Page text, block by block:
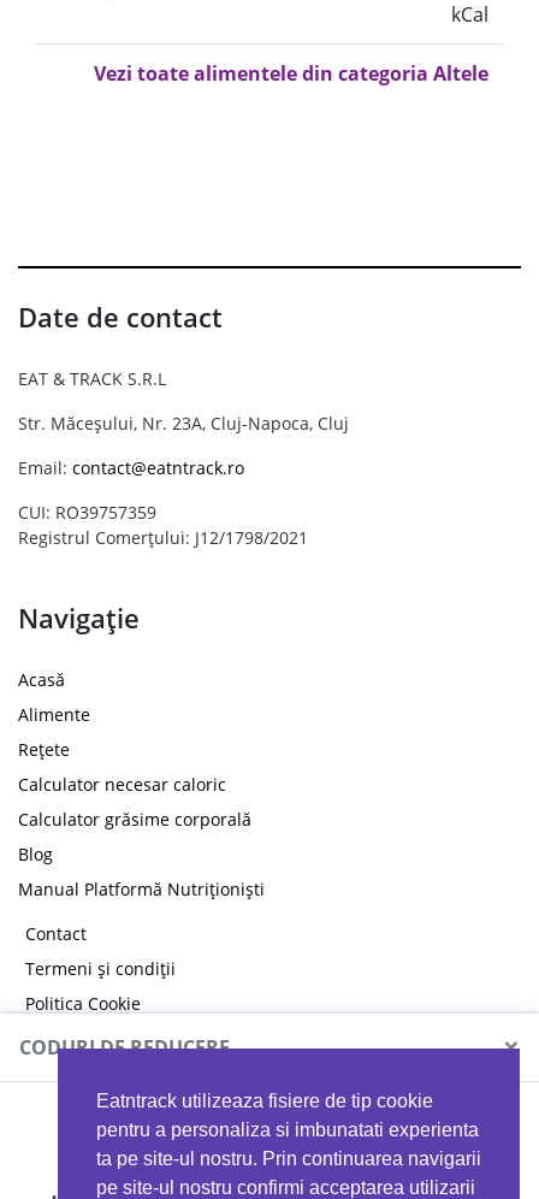
Eatntrack utilizeaza fisiere de tip cookie
pentru a personaliza si imbunatati experienta
ta pe site-ul nostru. Prin continuarea navigarii
pe site-ul nostru confirmi acceptarea utilizarii
kCal
Vezi toate alimentele din categoria Altele
Date de contact
EAT & TRACK S.R.L
Str. Măceșului, Nr. 23A, Cluj-Napoca, Cluj
Email: contact@eatntrack.ro
CUI: RO39757359
Registrul Comerțului: J12/1798/2021
Navigație
Acasă
Alimente
Rețete
Calculator necesar caloric
Calculator grăsime corporală
Blog
Manual Platformă Nutriționiști
Contact
Termeni și condiții
Politica Cookie
Politica de confidențialitate
CODURI DE REDUCERE ×
MYPROTEIN